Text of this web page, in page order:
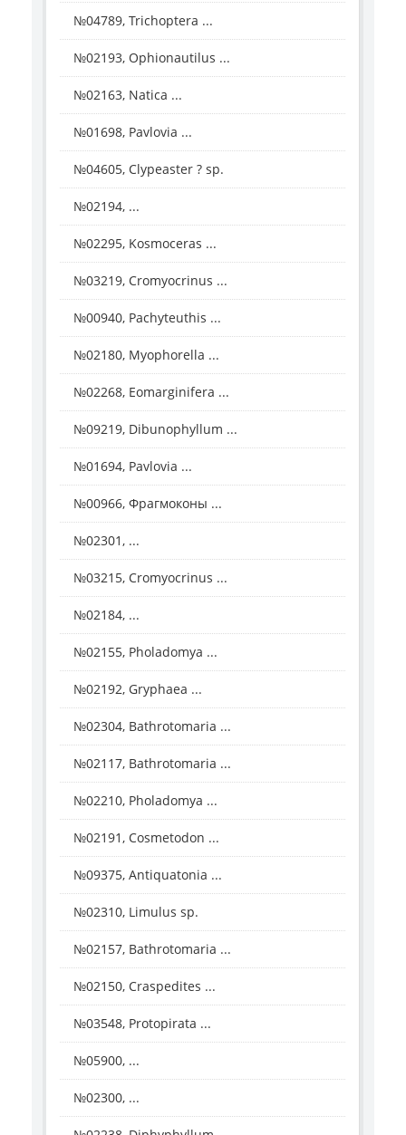
№04789, Trichoptera ...
№02193, Ophionautilus ...
№02163, Natica ...
№01698, Pavlovia ...
№04605, Clypeaster ? sp.
№02194, ...
№02295, Kosmoceras ...
№03219, Cromyocrinus ...
№00940, Pachyteuthis ...
№02180, Myophorella ...
№02268, Eomarginifera ...
№09219, Dibunophyllum ...
№01694, Pavlovia ...
№00966, Фрагмоконы ...
№02301, ...
№03215, Cromyocrinus ...
№02184, ...
№02155, Pholadomya ...
№02192, Gryphaea ...
№02304, Bathrotomaria ...
№02117, Bathrotomaria ...
№02210, Pholadomya ...
№02191, Cosmetodon ...
№09375, Antiquatonia ...
№02310, Limulus sp.
№02157, Bathrotomaria ...
№02150, Craspedites ...
№03548, Protopirata ...
№05900, ...
№02300, ...